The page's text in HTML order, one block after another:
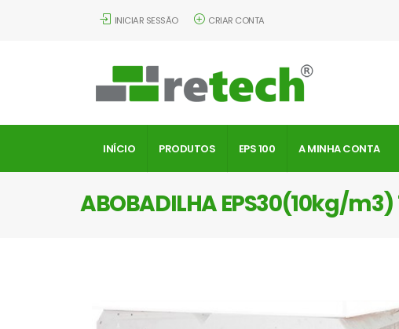
INICIAR SESSÃO CRIAR CONTA
INÍCIO PRODUTOS EPS 100 A MINHA CONTA
ABOBADILHA EPS30(10kg/